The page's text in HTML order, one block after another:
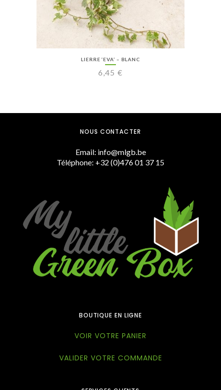
LIERRE ‘EVA’ – BLANC
6,45 €
NOUS CONTACTER
Email: info@mlgb.be
Téléphone: +32 (0)476 01 37 15
BOUTIQUE EN LIGNE
VOIR VOTRE PANIER
VALIDER VOTRE COMMANDE